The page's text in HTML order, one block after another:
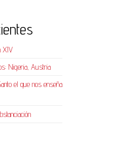
XIV
Nigeria, Austria
el que nos enseña